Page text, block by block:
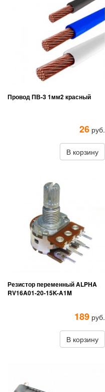
Провод ПВ-3 1мм2 красный
26 руб.
В корзину
Резистор переменный ALPHA
RV16A01-20-15K-A1M
189 руб.
В корзину